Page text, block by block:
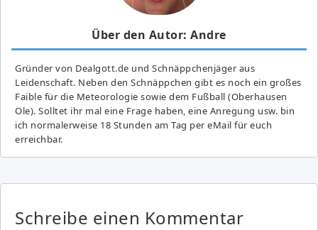
Über den Autor: Andre
Gründer von Dealgott.de und Schnäppchenjäger aus
Leidenschaft. Neben den Schnäppchen gibt es noch ein großes
Fai­ble für die Meteorologie sowie dem Fußball (Oberhausen
Ole). Solltet ihr mal eine Frage haben, eine Anregung usw. bin
ich normalerweise 18 Stunden am Tag per eMail für euch
erreichbar.
Schreibe einen Kommentar